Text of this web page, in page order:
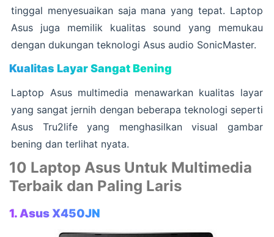
tinggal menyesuaikan saja mana yang tepat. Laptop
Asus juga memilik kualitas sound yang memukau
dengan dukungan teknologi Asus audio SonicMaster.
Kualitas Layar Sangat Bening
Laptop Asus multimedia menawarkan kualitas layar
yang sangat jernih dengan beberapa teknologi seperti
Asus Tru2life yang menghasilkan visual gambar
bening dan terlihat nyata.
10 Laptop Asus Untuk Multimedia
Terbaik dan Paling Laris
1. Asus X450JN